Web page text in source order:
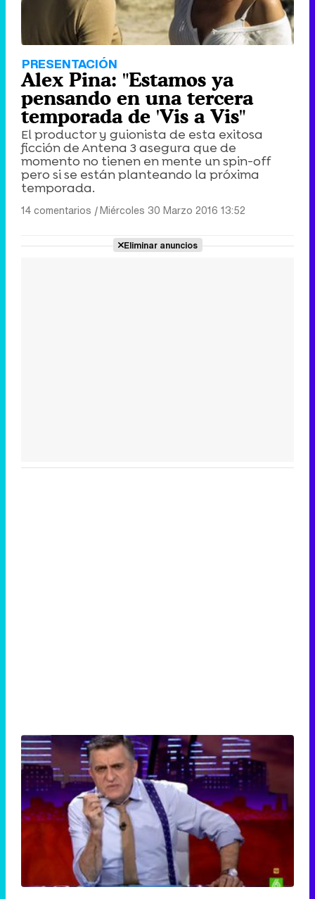
PRESENTACIÓN
Alex Pina: "Estamos ya
pensando en una tercera
temporada de 'Vis a Vis"
El productor y guionista de esta exitosa
ficción de Antena 3 asegura que de
momento no tienen en mente un spin-off
pero si se están planteando la próxima
temporada.
14 comentarios |Miércoles 30 Marzo 2016 13:52
Eliminar anuncios